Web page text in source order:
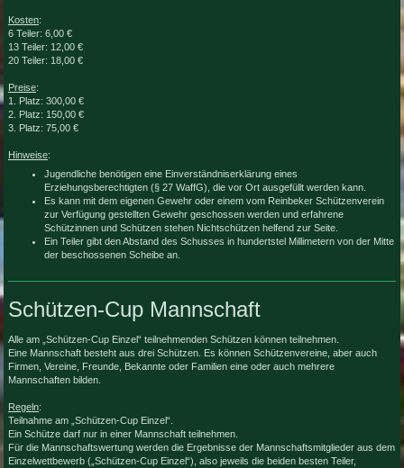
Kosten:
6 Teiler: 6,00 €
13 Teiler: 12,00 €
20 Teiler: 18,00 €
Preise:
1. Platz: 300,00 €
2. Platz: 150,00 €
3. Platz: 75,00 €
Hinweise:
Jugendliche benötigen eine Einverständniserklärung eines
Erziehungsberechtigten (§ 27 WaffG), die vor Ort ausgefüllt werden kann.
Es kann mit dem eigenen Gewehr oder einem vom Reinbeker Schützenverein
zur Verfügung gestellten Gewehr geschossen werden und erfahrene
Schützinnen und Schützen stehen Nichtschützen helfend zur Seite.
Ein Teiler gibt den Abstand des Schusses in hundertstel Millimetern von der Mitte
der beschossenen Scheibe an.
Schützen-Cup Mannschaft
Alle am „Schützen-Cup Einzel“ teilnehmenden Schützen können teilnehmen.
Eine Mannschaft besteht aus drei Schützen. Es können Schützenvereine, aber auch
Firmen, Vereine, Freunde, Bekannte oder Familien eine oder auch mehrere
Mannschaften bilden.
Regeln:
Teilnahme am „Schützen-Cup Einzel“.
Ein Schütze darf nur in einer Mannschaft teilnehmen.
Für die Mannschaftswertung werden die Ergebnisse der Mannschaftsmitglieder aus dem
Einzelwettbewerb („Schützen-Cup Einzel“), also jeweils die beiden besten Teiler,